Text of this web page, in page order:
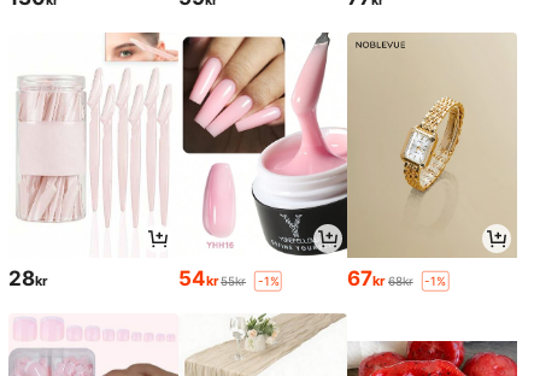
28kr 54kr55kr -1% 67kr 68kr -1%